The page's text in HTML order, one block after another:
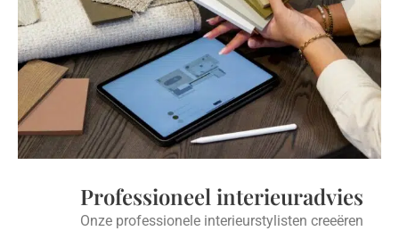
Professioneel interieuradvies
Onze professionele interieurstylisten creeëren